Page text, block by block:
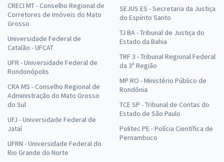
CRECI MT - Conselho Regional de
Corretores de Imóveis do Mato
Grosso
Universidade Federal de
Catalão - UFCAT
UFR - Universidade Federal de
Rondonópolis
CRA MS - Conselho Regional de
Administração do Mato Grosso
do Sul
UFJ - Universidade Federal de
Jataí
UFRN - Universidade Federal do
Rio Grande do Norte
SEJUS ES - Secretaria da Justiça
do Espírito Santo
TJ BA - Tribunal de Justiça do
Estado da Bahia
TRF 3 - Tribunal Regional Federal
da 3ª Região
MP RO - Ministério Público de
Rondônia
TCE SP - Tribunal de Contas do
Estado de São Paulo
Politec PE - Polícia Científica de
Pernambuco